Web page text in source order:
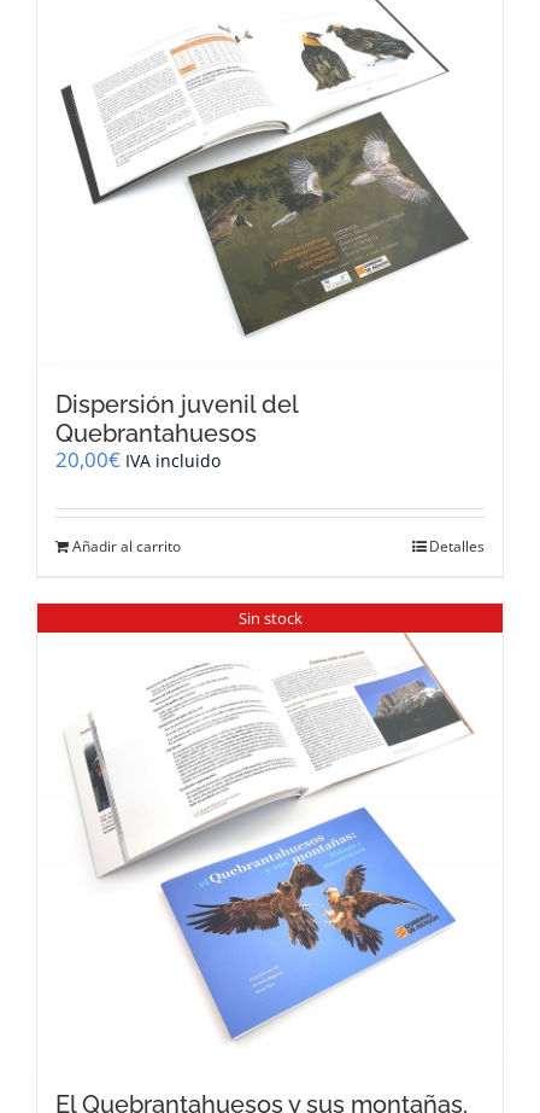
Dispersión juvenil del
Quebrantahuesos
20,00€ IVA incluido
Añadir al carrito Detalles
Sin stock
El Quebrantahuesos y sus montañas,